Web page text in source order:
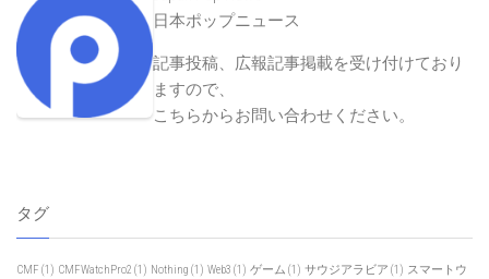
日本ポップニュース
記事投稿、広報記事掲載を受け付けており
ますので、
こちらからお問い合わせください。
タグ
CMF (1) CMFWatchPro2 (1) Nothing (1) Web3 (1) ゲーム (1) サウジアラビア (1) スマートウ